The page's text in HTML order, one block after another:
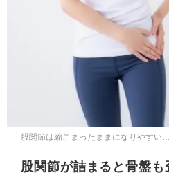
股関節は縮こまったままになりやす
股関節が詰まると骨盤も